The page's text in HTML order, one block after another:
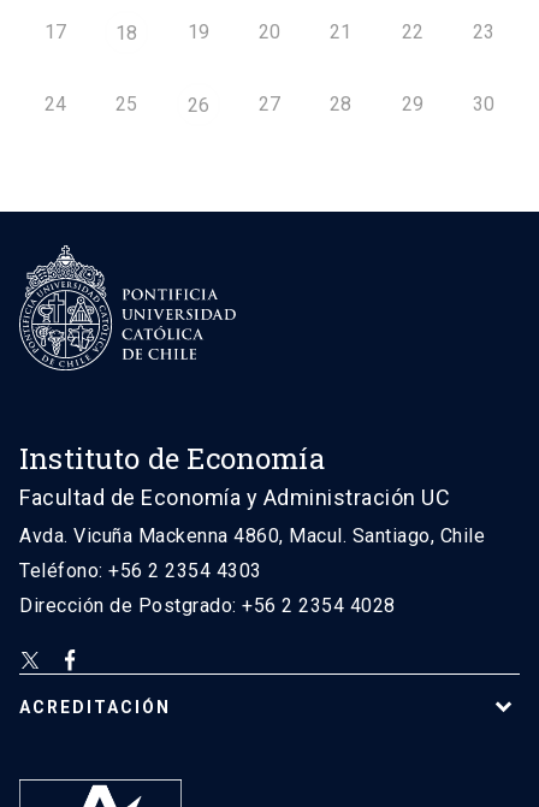
17 18 19 20 21 22 23
24 25 26 27 28 29 30
Instituto de Economía
Facultad de Economía y Administración UC
Avda. Vicuña Mackenna 4860, Macul. Santiago, Chile
Teléfono: +56 2 2354 4303
Dirección de Postgrado: +56 2 2354 4028
ACREDITACIÓN